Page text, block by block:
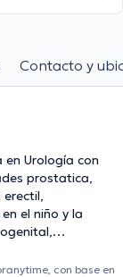
Contacto y
en Urología con
prostatica,
erectil,
el niño y la
con base en